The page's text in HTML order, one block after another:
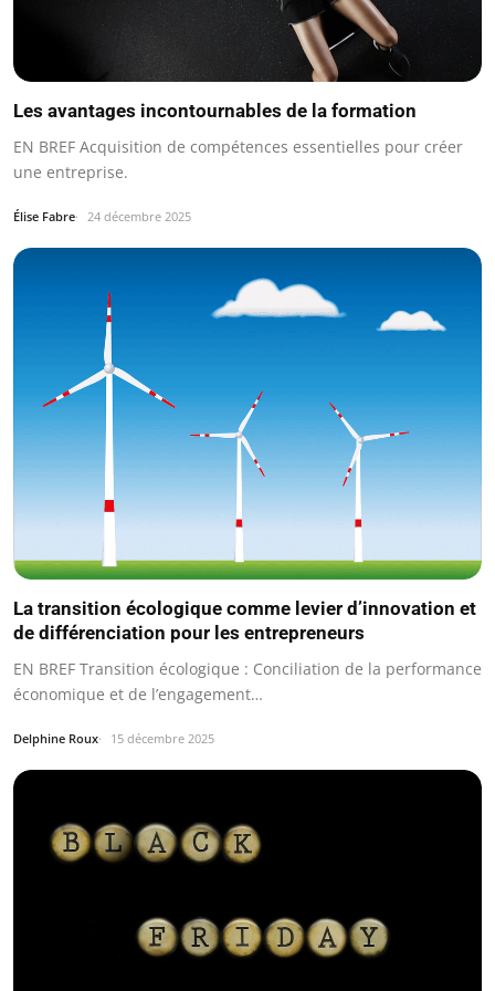
Les avantages incontournables de la formation
EN BREF Acquisition de compétences essentielles pour créer
une entreprise.
Élise Fabre 24 décembre 2025
La transition écologique comme levier d’innovation et
de différenciation pour les entrepreneurs
EN BREF Transition écologique : Conciliation de la performance
économique et de l’engagement…
Delphine Roux 15 décembre 2025